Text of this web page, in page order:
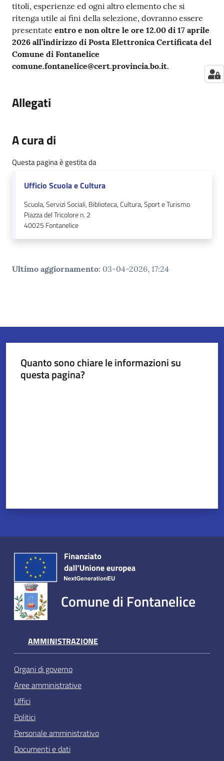
titoli, esperienze ed ogni altro elemento che si
ritenga utile ai fini della selezione, dovranno essere
presentate entro e non oltre le ore 12.00 di 17 aprile
2026 all’indirizzo di Posta Elettronica Certificata del
Comune di Fontanelice
comune.fontanelice@cert.provincia.bo.it.
Allegati
A cura di
Questa pagina è gestita da
Ufficio Scuola e Cultura
Scuola, Servizi Sociali, Biblioteca, Cultura, Sport e Turismo
Piazza del Tricolore n. 2
40025 Fontanelice
Ultimo aggiornamento: 03-04-2026, 17:24
Quanto sono chiare le informazioni su
questa pagina?
Comune di Fontanelice
AMMINISTRAZIONE
Organi di governo
Aree amministrative
Uffici
Politici
Personale amministrativo
Documenti e dati